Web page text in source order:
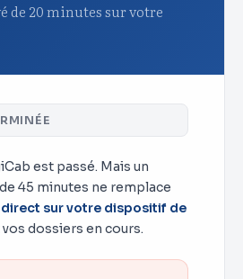
de 20 minutes sur votre
est passé. Mais un
45 minutes ne remplace
direct sur votre dispositif de
dossiers en cours.